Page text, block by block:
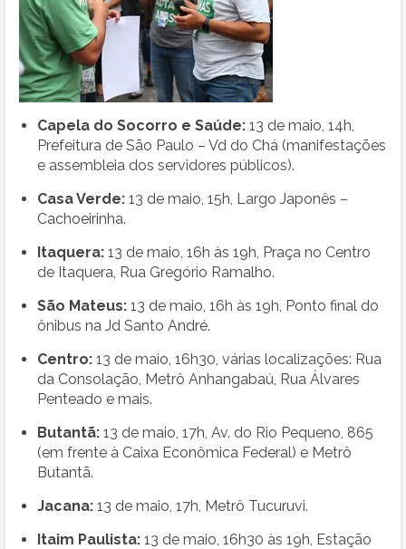
Capela do Socorro e Saúde: 13 de maio, 14h,
Prefeitura de São Paulo – Vd do Chá (manifestações
e assembleia dos servidores públicos).
Casa Verde: 13 de maio, 15h, Largo Japonês –
Cachoeirinha.
Itaquera: 13 de maio, 16h às 19h, Praça no Centro
de Itaquera, Rua Gregório Ramalho.
São Mateus: 13 de maio, 16h às 19h, Ponto final do
ônibus na Jd Santo André.
Centro: 13 de maio, 16h30, várias localizações: Rua
da Consolação, Metrô Anhangabaú, Rua Álvares
Penteado e mais.
Butantã: 13 de maio, 17h, Av. do Rio Pequeno, 865
(em frente à Caixa Econômica Federal) e Metrô
Butantã.
Jacana: 13 de maio, 17h, Metrô Tucuruvi.
Itaim Paulista: 13 de maio, 16h30 às 19h, Estação